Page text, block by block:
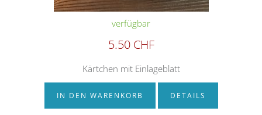
verfügbar
5.50 CHF
Kärtchen mit Einlageblatt
IN DEN WARENKORB DETAILS